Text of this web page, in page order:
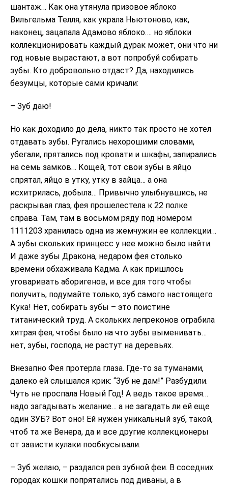
шантаж… Как она утянула призовое яблоко
Вильгельма Телля, как украла Ньютоново, как,
наконец, зацапала Адамово яблоко…. но яблоки
коллекционировать каждый дурак может, они что ни
год новые вырастают, а вот попробуй собирать
зубы. Кто добровольно отдаст? Да, находились
безумцы, которые сами кричали:
– Зуб даю!
Но как доходило до дела, никто так просто не хотел
отдавать зубы. Ругались нехорошими словами,
убегали, прятались под кровати и шкафы, запирались
на семь замков… Кощей, тот свои зубы в яйцо
спрятал, яйцо в утку, утку в зайца… а она
исхитрилась, добыла… Привычно улыбнувшись, не
раскрывая глаз, фея прошелестела к 22 полке
справа. Там, там в восьмом ряду под номером
1111203 хранилась одна из жемчужин ее коллекции…
А зубы скольких принцесс у нее можно было найти.
И даже зубы Дракона, недаром фея столько
времени обхаживала Кадма. А как пришлось
уговаривать аборигенов, и все для того чтобы
получить, подумайте только, зуб самого настоящего
Кука! Нет, собирать зубы – это поистине
титанический труд. А скольких лепреконов ограбила
хитрая фея, чтобы было на что зубы выменивать…
нет, зубы, господа, не растут на деревьях.
Внезапно Фея протерла глаза. Где-то за туманами,
далеко ей слышался крик: “Зуб не дам!” Разбудили.
Чуть не проспала Новый Год! А ведь такое время…
надо загадывать желание… а не загадать ли ей еще
один ЗУБ? Вот оно! Ей нужен уникальный зуб, такой,
чтоб та же Венера, да и все другие коллекционеры
от зависти кулаки пообкусывали.
– Зуб желаю, – раздался рев зубной феи. В соседних
городах кошки попрятались под диваны, а в